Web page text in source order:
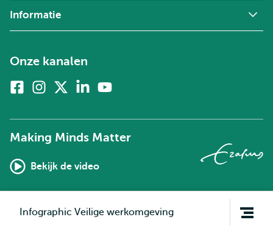
Open
Infographic Veilige werkomgeving
Informatie
Onze kanalen
FacebookInstagram
twitter)
Linkedin
Making Minds Matter
Bekijk de video